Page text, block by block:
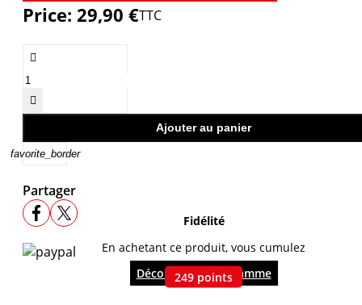
Price: 29,90 €TTC


Ajouter au panier
favorite_border
Partager
Fidélité
En achetant ce produit, vous cumulez
249 points
Découvrir le programme